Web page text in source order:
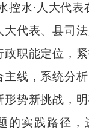
控水·人大代表
大代表、县司
政职能定位，
主线，系统分
形势新挑战，
的实践路径，